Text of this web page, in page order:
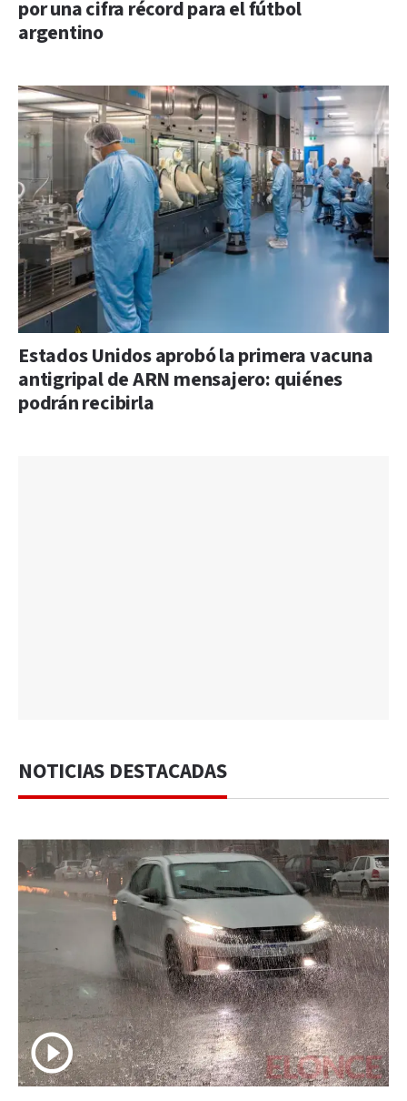
por una cifra récord para el fútbol
argentino
Estados Unidos aprobó la primera vacuna
antigripal de ARN mensajero: quiénes
podrán recibirla
NOTICIAS DESTACADAS